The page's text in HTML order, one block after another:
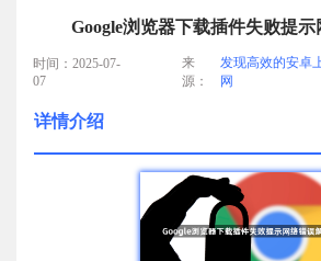
Google浏览器下载插件失败提
时间：2025-07-
07
来
源：
发现高效的安卓
网
详情介绍